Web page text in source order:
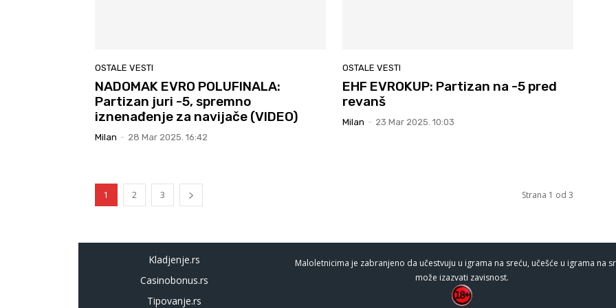
OSTALE VESTI
NADOMAK EVRO POLUFINALA:
Partizan juri -5, spremno
iznenađenje za navijače (VIDEO)
Milan - 28 Mar 2025. 16:42
OSTALE VESTI
EHF EVROKUP: Partizan na -5 pred
revanš
Milan - 23 Mar 2025. 10:03
1 2 3 Strana 1 od 3
Kladjenje.rs
Casinobonus.rs
Tipovanje.rs
Maloletnicima je zabranjeno da učestvuju u igrama na sreću, učešće u igrama na
može izazvati zavisnost.